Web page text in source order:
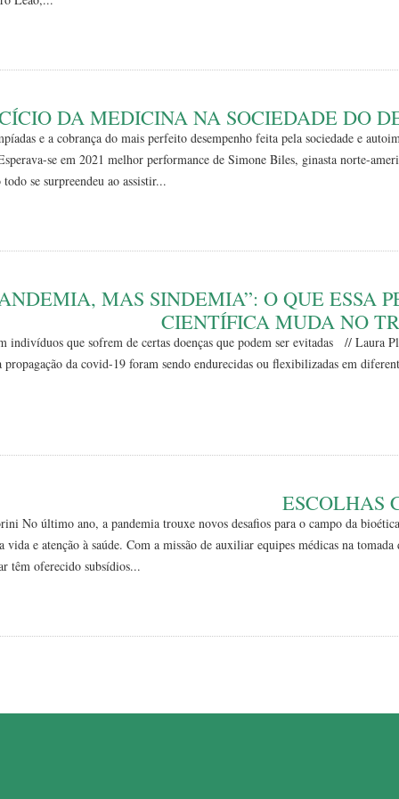
DA MEDICINA NA SOCIEDADE DO
e a cobrança do mais perfeito desempenho feita pela sociedade e
se em 2021 melhor performance de Simone Biles, ginasta norte-
se surpreendeu ao assistir...
MAS SINDEMIA”: O QUE ESSA
CIENTÍFICA MUDA NO
que sofrem de certas doenças que podem ser evitadas // Laura
da covid-19 foram sendo endurecidas ou flexibilizadas em
ESCOLHAS
No último ano, a pandemia trouxe novos desafios para o campo da
vida e atenção à saúde. Com a missão de auxiliar equipes médicas na
têm oferecido subsídios...